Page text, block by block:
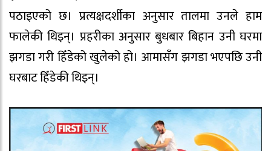
पठाइएको छ। प्रत्यक्षदर्शीका अनुसार तालमा उनले हाम
फालेकी थिइन्। प्रहरीका अनुसार बुधबार बिहान उनी घरमा
झगडा गरी हिँडेको खुलेको हो। आमासँग झगडा भएपछि उनी
घरबाट हिँडेकी थिइन्।